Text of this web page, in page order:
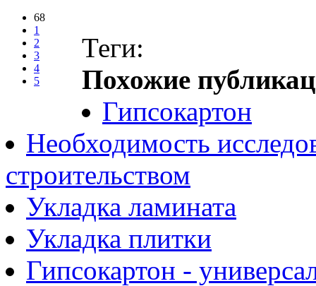
68
1
2
3
4
5
Теги:
Похожие
Гипсокартон
Необходимость
строительством
Укладка ламината
Укладка плитки
Гипсокартон -